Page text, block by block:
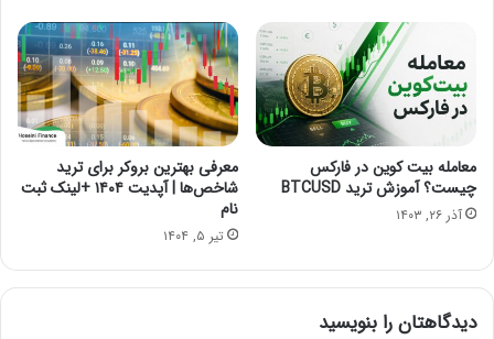
معامله بیت کوین در فارکس
چیست؟ آموزش ترید BTCUSD
آذر ۲۶, ۱۴۰۳
معرفی بهترین بروکر برای ترید
شاخص‌ها | آپدیت ۱۴۰۴ +لینک ثبت
نام
تیر ۵, ۱۴۰۴
دیدگاهتان را بنویسید